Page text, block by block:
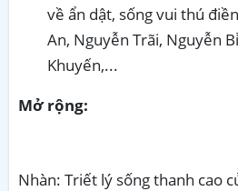
về ẩn dật, sống vui thú
An, Nguyễn Trãi, Nguyễn
Khuyến,...
Mở rộng:
Nhàn: Triết lý sống thanh cao